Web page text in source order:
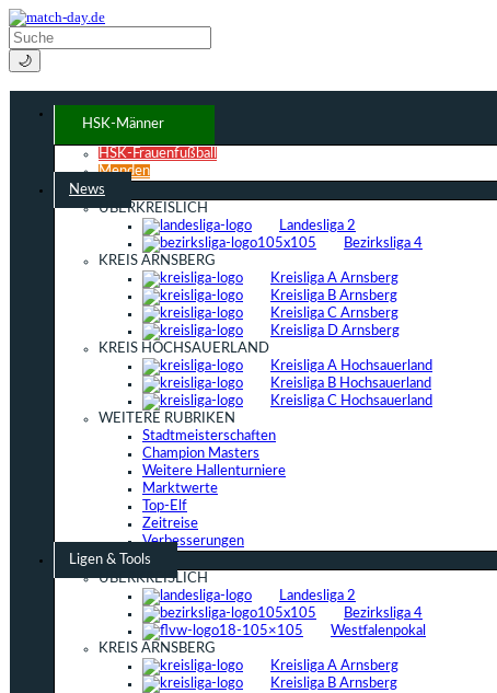
🌙
HSK-Männer
HSK-Frauenfußball
Menden
News
ÜBERKREISLICH
Landesliga 2
Bezirksliga 4
KREIS ARNSBERG
Kreisliga A Arnsberg
Kreisliga B Arnsberg
Kreisliga C Arnsberg
Kreisliga D Arnsberg
KREIS HOCHSAUERLAND
Kreisliga A Hochsauerland
Kreisliga B Hochsauerland
Kreisliga C Hochsauerland
WEITERE RUBRIKEN
Stadtmeisterschaften
Champion Masters
Weitere Hallenturniere
Marktwerte
Top-Elf
Zeitreise
Verbesserungen
Ligen & Tools
ÜBERKREISLICH
Landesliga 2
Bezirksliga 4
Westfalenpokal
KREIS ARNSBERG
Kreisliga A Arnsberg
Kreisliga B Arnsberg